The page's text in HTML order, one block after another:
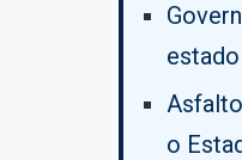
estado
o